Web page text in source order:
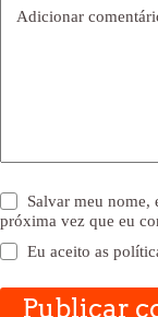
Adicionar
Salvar meu nome,
próxima vez que eu
Eu aceito as
Publicar